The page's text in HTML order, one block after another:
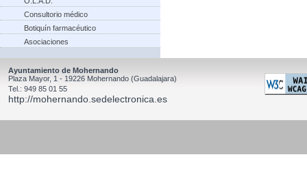
Consultorio médico
Botiquín farmacéutico
Asociaciones
Ayuntamiento de Mohernando
Plaza Mayor, 1 - 19226 Mohernando (Guadalajara)
Tel.: 949 85 01 55
http://mohernando.sedelectronica.es